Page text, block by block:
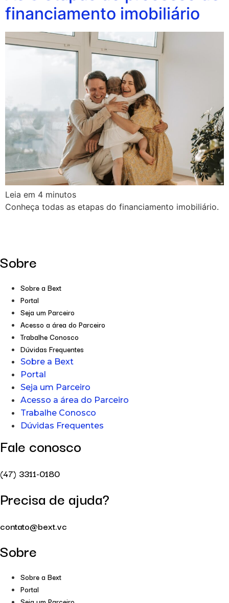
financiamento imobiliário
Leia em 4 minutos
Conheça todas as etapas do financiamento imobiliário.
Sobre
Sobre a Bext
Portal
Seja um Parceiro
Acesso a área do Parceiro
Trabalhe Conosco
Dúvidas Frequentes
Sobre a Bext
Portal
Seja um Parceiro
Acesso a área do Parceiro
Trabalhe Conosco
Dúvidas Frequentes
Fale conosco
(47) 3311-0180
Precisa de ajuda?
contato@bext.vc
Sobre
Sobre a Bext
Portal